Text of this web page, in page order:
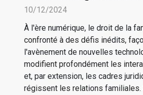
droit de la
10/12/2024
À l'ère numérique, le droit de la
confronté à des défis inédits,
l'avènement de nouvelles
modifient profondément les
et, par extension, les cadres
régissent les relations familiales.